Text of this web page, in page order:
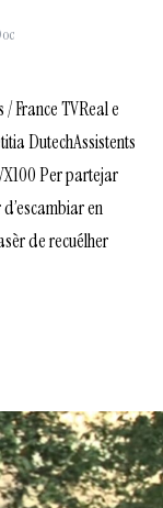
France TVReal e
DutechAssistents
Per partejar
en
de recuélher